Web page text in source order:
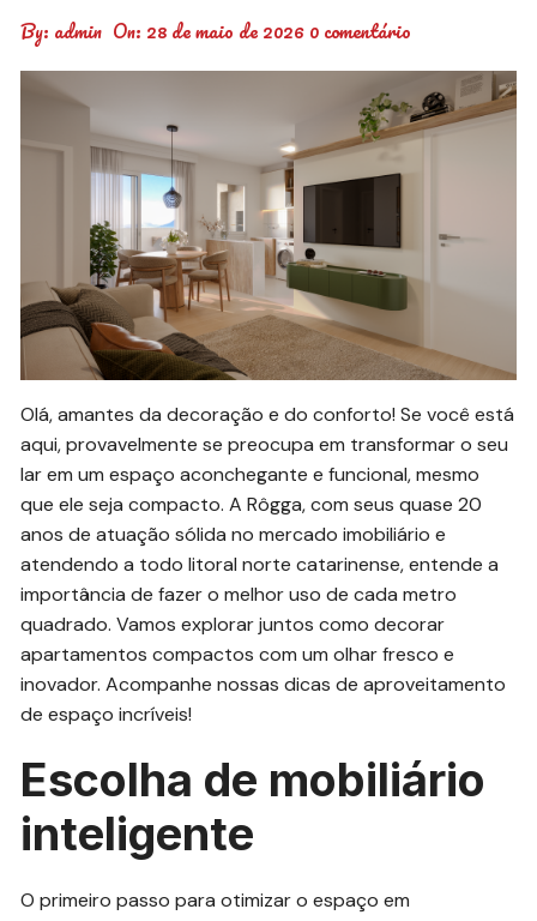
By: admin On: 28 de maio de 20260 comentário
Olá, amantes da decoração e do conforto! Se você está
aqui, provavelmente se preocupa em transformar o seu
lar em um espaço aconchegante e funcional, mesmo
que ele seja compacto. A Rôgga, com seus quase 20
anos de atuação sólida no mercado imobiliário e
atendendo a todo litoral norte catarinense, entende a
importância de fazer o melhor uso de cada metro
quadrado. Vamos explorar juntos como decorar
apartamentos compactos com um olhar fresco e
inovador. Acompanhe nossas dicas de aproveitamento
de espaço incríveis!
Escolha de mobiliário
inteligente
O primeiro passo para otimizar o espaço em